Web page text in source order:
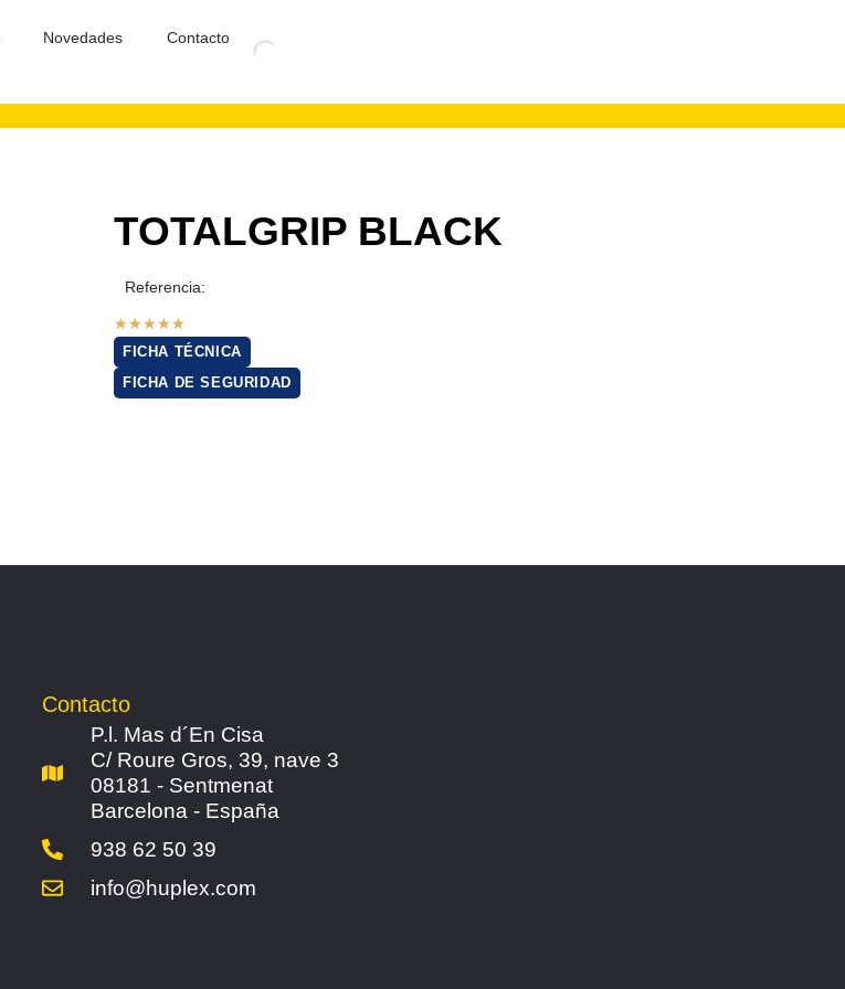
Novedades Contacto
TOTALGRIP BLACK
Referencia:
★★★★★
FICHA TÉCNICA
FICHA DE SEGURIDAD
Contacto
P.l. Mas d´En Cisa
C/ Roure Gros, 39, nave 3
08181 - Sentmenat
Barcelona - España
938 62 50 39
info@huplex.com